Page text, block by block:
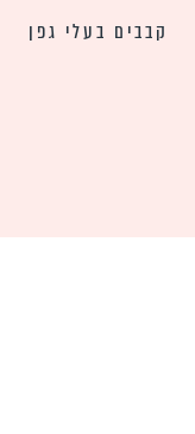
קבבים בעלי גפן